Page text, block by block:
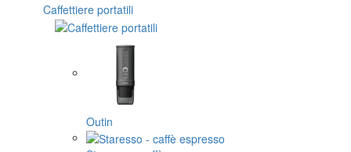
Caffettiere portatili
Outin